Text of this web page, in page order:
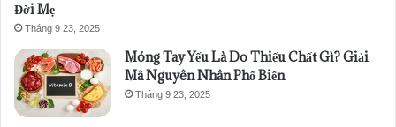
Đời Mẹ
Tháng 9 23, 2025
Móng Tay Yếu Là Do Thiếu Chất Gì? Giải
Mã Nguyên Nhân Phổ Biến
Tháng 9 23, 2025